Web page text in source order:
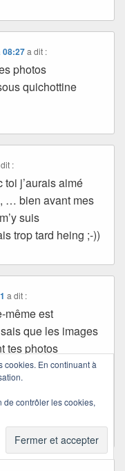
08:27 a dit :
photos
quichottine
:
toi j’aurais aimé
… bien avant mes
suis
trop tard heing ;-))
a dit :
même est
que les images
tes photos
photos !!!! mais
!!! moi je
avec ce petit
cookies. En continuant à
de contrôler les cookies,